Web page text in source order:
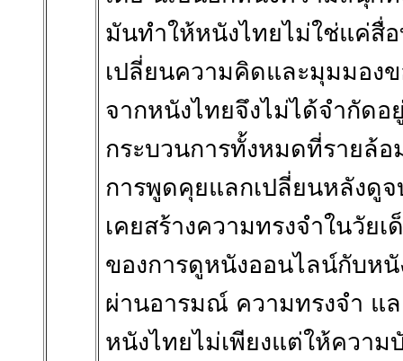
มันทำให้หนังไทยไม่ใช่แค่สื่
เปลี่ยนความคิดและมุมมอง
จากหนังไทยจึงไม่ได้จำกัด
กระบวนการทั้งหมดที่รายล้อ
การพูดคุยแลกเปลี่ยนหลังดู
เคยสร้างความทรงจำในวัย
ของการดูหนังออนไลน์กับหนั
ผ่านอารมณ์ ความทรงจำ แ
หนังไทยไม่เพียงแต่ให้ความ